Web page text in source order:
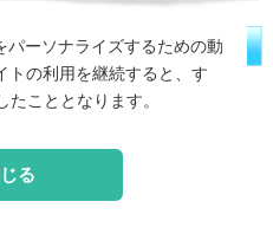
パーソナライズするための動
トの利用を継続すると、す
こととなります。
る
Corporation.